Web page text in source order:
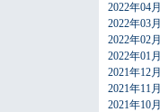
2022年04月
2022年03月
2022年02月
2022年01月
2021年12月
2021年11月
2021年10月